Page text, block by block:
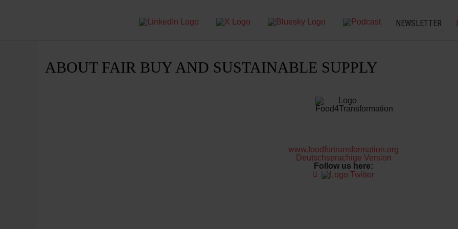
NEWSLETTER
ABOUT FAIR BUY AND SUSTAINABLE SUPPLY
www.foodfortransformation.org
Deutschsprachige Version
Follow us here: